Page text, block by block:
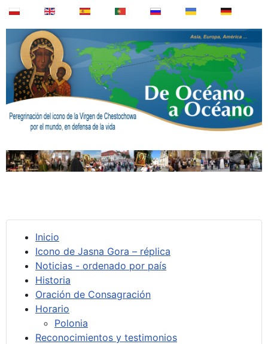
Inicio
Icono de Jasna Gora – réplica
Noticias - ordenado por país
Historia
Oración de Consagración
Horario
Polonia
Reconocimientos y testimonios